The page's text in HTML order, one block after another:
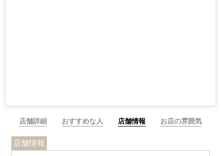
店舗詳細 おすすめな人 店舗情報 お店の雰囲気
店舗情報